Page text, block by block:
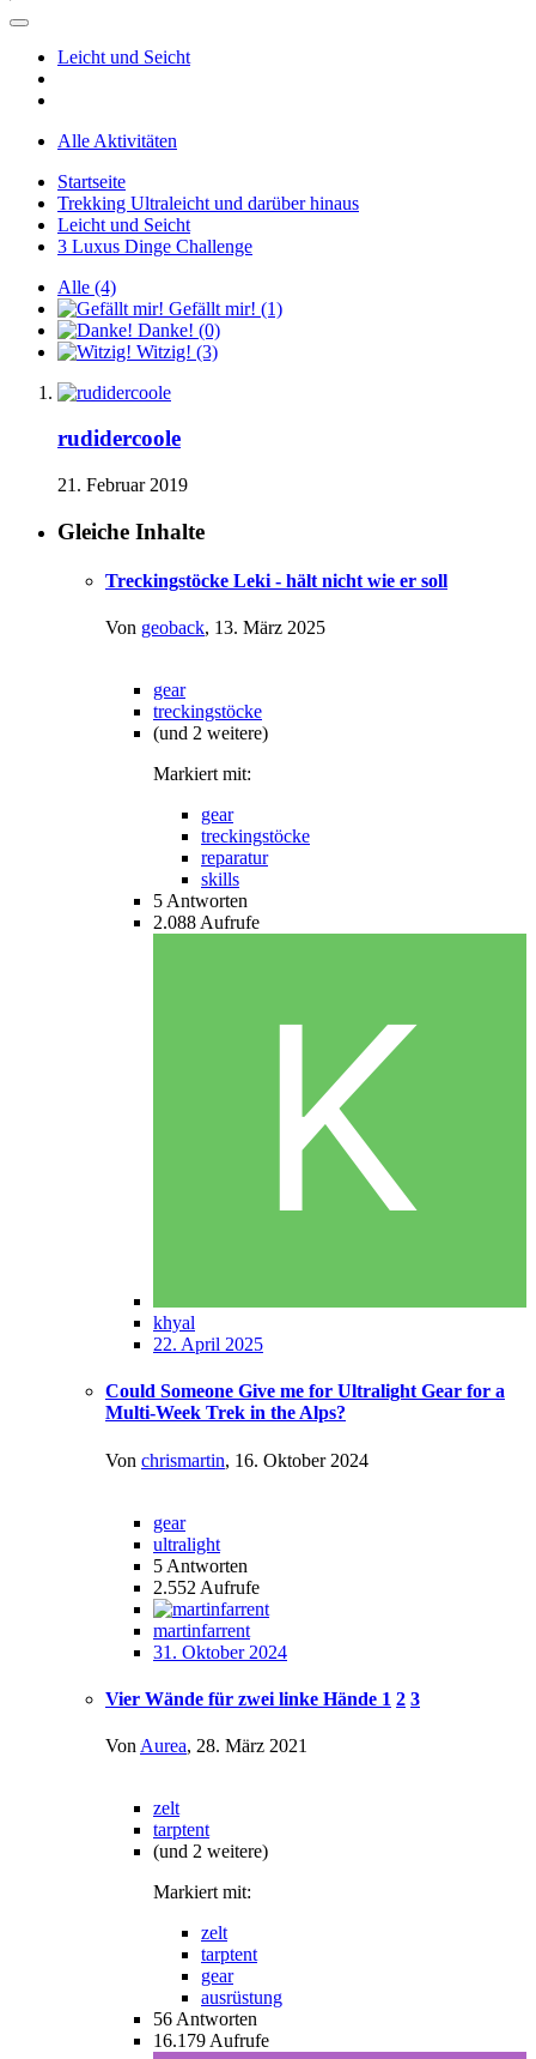
Leicht und Seicht
Alle Aktivitäten
Startseite
Trekking Ultraleicht und darüber hinaus
Leicht und Seicht
3 Luxus Dinge Challenge
Alle (4)
Gefällt mir! (1)
Danke! (0)
Witzig! (3)
rudidercoole
21. Februar 2019
Gleiche Inhalte
Treckingstöcke Leki - hält nicht wie er soll
Von geoback, 13. März 2025
gear
treckingstöcke
(und 2 weitere)
Markiert mit:
gear
treckingstöcke
reparatur
skills
5 Antworten
2.088 Aufrufe
khyal
22. April 2025
Could Someone Give me for Ultralight Gear for a
Multi-Week Trek in the Alps?
Von chrismartin, 16. Oktober 2024
gear
ultralight
5 Antworten
2.552 Aufrufe
martinfarrent
31. Oktober 2024
Vier Wände für zwei linke Hände 1 2 3
Von Aurea, 28. März 2021
zelt
tarptent
(und 2 weitere)
Markiert mit:
zelt
tarptent
gear
ausrüstung
56 Antworten
16.179 Aufrufe